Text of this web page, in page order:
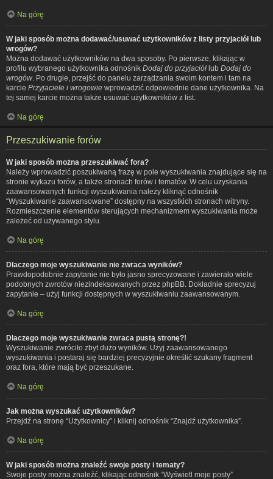
Na górę
W jaki sposób można dodawać/usuwać użytkowników z listy przyjaciół lub
wrogów?
Można dodawać użytkowników na dwa sposoby. Po pierwsze, klikając w
profilu wybranego użytkownika odnośnik Dodaj do przyjaciół lub Dodaj do
wrogów . Po drugie, przejść do panelu zarządzania swoim kontem i tam na
karcie Przyjaciele i wrogowie wprowadzić odpowiednie dane użytkownika. Na
tej samej karcie można także usuwać użytkowników z list.
Na górę
Przeszukiwanie forów
W jaki sposób można przeszukiwać fora?
Należy wprowadzić poszukiwaną frazę w pole wyszukiwania znajdujące się na
stronie wykazu forów, a także stronach forów i tematów. W celu uzyskania
zaawansowanych funkcji wyszukiwania należy kliknąć odnośnik
“Wyszukiwanie zaawansowane” dostępny na wszystkich stronach witryny.
Rozmieszczenie elementów sterujących mechanizmem wyszukiwania może
zależeć od używanego stylu.
Na górę
Dlaczego moje wyszukiwanie nie zwraca wyników?
Prawdopodobnie zapytanie nie było jasno sprecyzowane i zawierało wiele
podobnych zwrotów niezindeksowanych przez phpBB. Dokładnie sprecyzuj
zapytanie – użyj funkcji dostępnych w wyszukiwaniu zaawansowanym.
Na górę
Dlaczego moje wyszukiwanie zwraca pustą stronę?!
Wyszukiwanie zwróciło zbyt dużo wyników. Użyj zaawansowanego
wyszukiwania i postaraj się bardziej precyzyjnie określić szukany fragment
oraz fora, które mają być przeszukane.
Na górę
Jak można wyszukać użytkowników?
Przejdź na stronę “Użytkownicy” i kliknij odnośnik “Znajdź użytkownika”.
Na górę
W jaki sposób można znaleźć swoje posty i tematy?
Swoje posty można znaleźć, klikając odnośnik “Wyświetl moje posty”